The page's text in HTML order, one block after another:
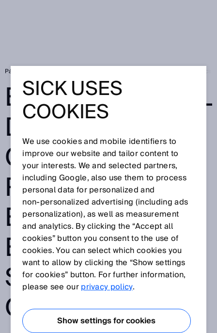
Página de inicio
EL ROBOT MÓVIL
DE SUITEE
COBOTICS
REVOLUCIONA
EL TRABAJO EN
EL
SUPERMERCAD
O
SICK USES
COOKIES
We use cookies and mobile identifiers to
improve our website and tailor content to
your interests. We and selected partners,
including Google, also use them to process
personal data for personalized and
non‑personalized advertising (including ads
personalization), as well as measurement
and analytics. By clicking the “Accept all
cookies” button you consent to the use of
cookies. You can select which cookies you
want to allow by clicking the “Show settings
for cookies” button. For further information,
please see ourprivacy policy.
Show settings for cookies